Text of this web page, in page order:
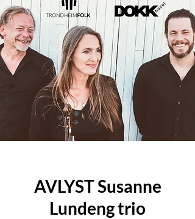
AVLYST Susanne
Lundeng trio